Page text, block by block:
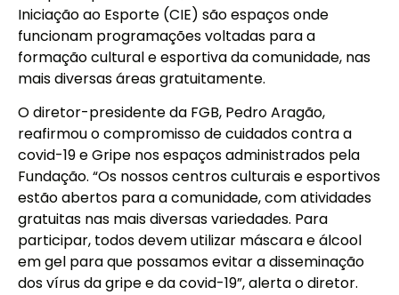
Iniciação ao Esporte (CIE) são espaços onde
funcionam programações voltadas para a
formação cultural e esportiva da comunidade, nas
mais diversas áreas gratuitamente.
O diretor-presidente da FGB, Pedro Aragão,
reafirmou o compromisso de cuidados contra a
covid-19 e Gripe nos espaços administrados pela
Fundação. “Os nossos centros culturais e esportivos
estão abertos para a comunidade, com atividades
gratuitas nas mais diversas variedades. Para
participar, todos devem utilizar máscara e álcool
em gel para que possamos evitar a disseminação
dos vírus da gripe e da covid-19”, alerta o diretor.